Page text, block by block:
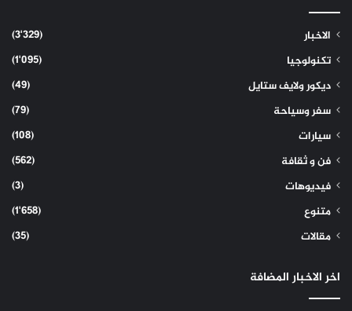
الاخبار
(3٬329)
تكنولوجيا
(1٬095)
ديكور ولايف ستايل
(49)
سفر وسياحة
(79)
سيارات
(108)
فن و ثقافة
(562)
فيديوهات
(3)
متنوع
(1٬658)
مقالات
(35)
اخر الاخبار المضافة